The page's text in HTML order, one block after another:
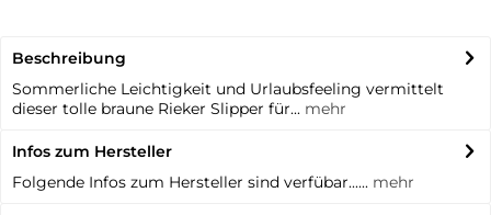
Beschreibung
Sommerliche Leichtigkeit und Urlaubsfeeling vermittelt
dieser tolle braune Rieker Slipper für... mehr
Infos zum Hersteller
Folgende Infos zum Hersteller sind verfübar...... mehr